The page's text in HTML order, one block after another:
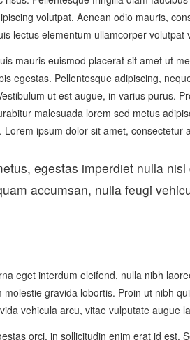
volutpat. Aenean odio mauris,
lectus elementum ullamcorper volutpat
mauris euismod placerat sit amet ut
egestas. Pellentesque adipiscing,
ut est augue, in varius purus.
malesuada lorem sed metus
ipsum dolor sit amet, consectetur
egestas imperdiet nulla
accumsan, nulla feugi
eget interdum eleifend, nulla nibh
gravida lobortis. Proin ut nibh
vehicula arcu, vitae vulputate augue
orci, in sollicitudin enim erat id est.